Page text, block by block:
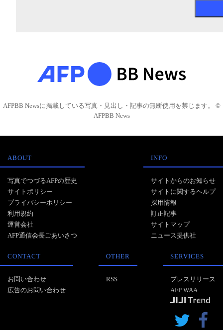
AFPBB Newsに掲載している写真・見出し・記事の無断使用を禁じます。 ©
AFPBB News
ABOUT
写真でつづるAFPの歴史
サイトポリシー
プライバシーポリシー
利用規約
運営会社
AFP通信会長ごあいさつ
INFO
サイトからのお知らせ
サイトに関するヘルプ
採用情報
訂正記事
サイトマップ
ニュース提供社
CONTACT
お問い合わせ
広告のお問い合わせ
OTHER
RSS
SERVICES
プレスリリース
AFP WAA